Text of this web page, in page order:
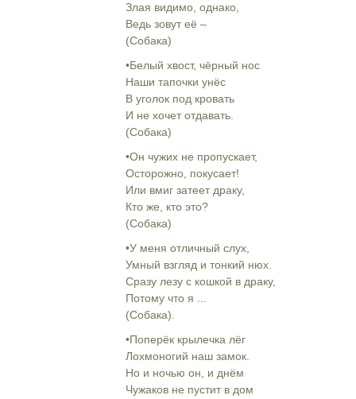
Злая видимо, однако,
Ведь зовут её –
(Собака)
•Белый хвост, чёрный нос
Наши тапочки унёс
В уголок под кровать
И не хочет отдавать.
(Собака)
•Он чужих не пропускает,
Осторожно, покусает!
Или вмиг затеет драку,
Кто же, кто это?
(Собака)
•У меня отличный слух,
Умный взгляд и тонкий нюх.
Сразу лезу с кошкой в драку,
Потому что я ...
(Собака).
•Поперёк крылечка лёг
Лохмоногий наш замок.
Но и ночью он, и днём
Чужаков не пустит в дом